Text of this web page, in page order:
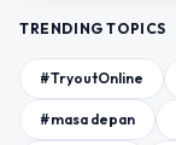
TRENDING TOPICS
#TryoutOnline
#masa depan